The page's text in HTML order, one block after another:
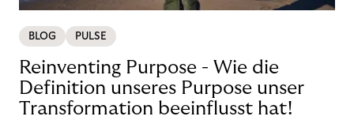
BLOG PULSE
Reinventing Purpose - Wie die
Definition unseres Purpose unser
Transformation beeinflusst hat!